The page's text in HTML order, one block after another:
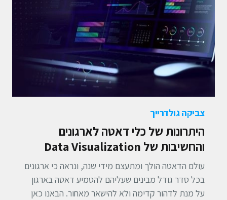
צביקה גולדרייך
היתרונות של כלי דאטה לארגונים
והחשיבות של Data Visualization
עולם הדאטה הולך ומתעצם מידי שנה, ונראה כי ארגונים
בכל סדר גודל מבינים שעליהם להטמיע דאטה בארגון
על מנת לדהור קדימה ולא להישאר מאחור. הבאנו כאן